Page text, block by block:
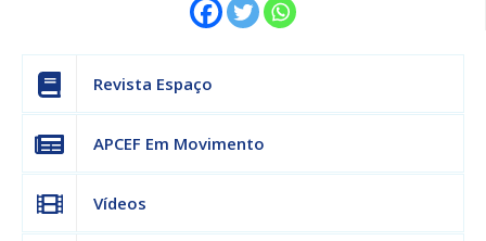
Revista Espaço
APCEF Em Movimento
Vídeos